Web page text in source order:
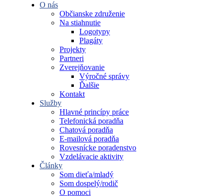
O nás
Občianske združenie
Na stiahnutie
Logotypy
Plagáty
Projekty
Partneri
Zverejňovanie
Výročné správy
Ďalšie
Kontakt
Služby
Hlavné princípy práce
Telefonická poradňa
Chatová poradňa
E-mailová poradňa
Rovesnícke poradenstvo
Vzdelávacie aktivity
Články
Som dieťa/mladý
Som dospelý/rodič
O pomoci